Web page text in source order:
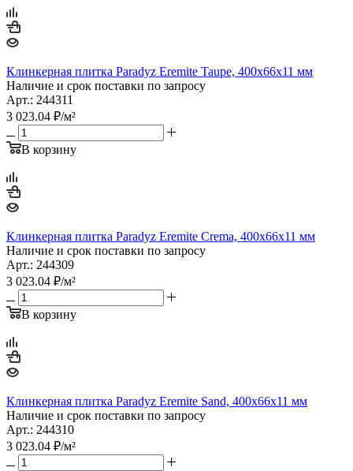
Клинкерная плитка Paradyz Eremite Taupe, 400х66х11 мм
Наличие и срок поставки по запросу
Арт.: 244311
3 023.04 ₽/м²
В корзину
Клинкерная плитка Paradyz Eremite Crema, 400х66х11 мм
Наличие и срок поставки по запросу
Арт.: 244309
3 023.04 ₽/м²
В корзину
Клинкерная плитка Paradyz Eremite Sand, 400х66х11 мм
Наличие и срок поставки по запросу
Арт.: 244310
3 023.04 ₽/м²